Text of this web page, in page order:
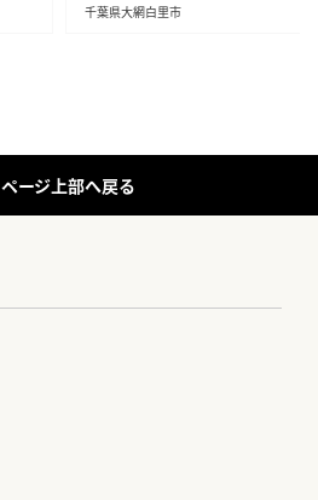
送料無料 E020
千葉県大網白里市
ページ上部へ戻る